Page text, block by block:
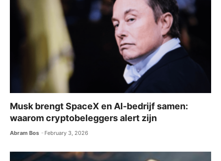
Musk brengt SpaceX en AI-bedrijf samen:
waarom cryptobeleggers alert zijn
Abram Bos February 3, 2026